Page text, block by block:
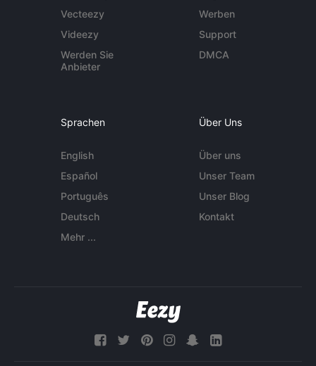
Vecteezy
Videezy
Werden Sie
Anbieter
Werben
Support
DMCA
Sprachen
English
Español
Português
Deutsch
Mehr ...
Über Uns
Über uns
Unser Team
Unser Blog
Kontakt